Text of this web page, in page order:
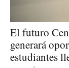
El futuro
generará
estudiantes